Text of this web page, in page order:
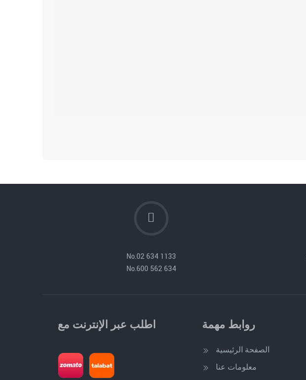
No.02 634 1133
No.600 562 634
روابط مهمة
الصفحة الرئيسية
معلومات عنا
اطلب عبر الإنترنت مع